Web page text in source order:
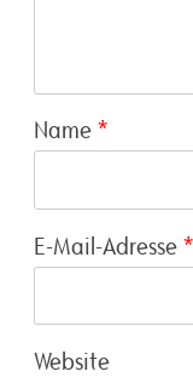
Name *
E-Mail-Adresse *
Website